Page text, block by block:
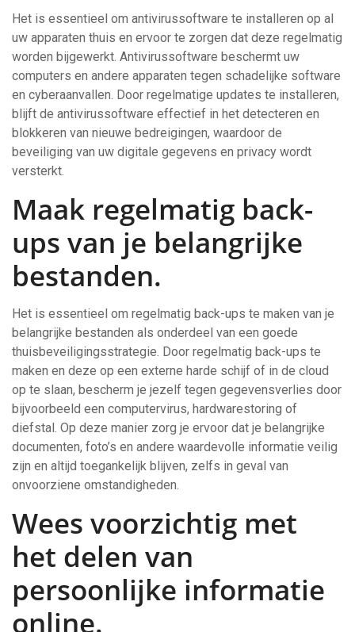
Het is essentieel om antivirussoftware te installeren op al
uw apparaten thuis en ervoor te zorgen dat deze regelmatig
worden bijgewerkt. Antivirussoftware beschermt uw
computers en andere apparaten tegen schadelijke software
en cyberaanvallen. Door regelmatige updates te installeren,
blijft de antivirussoftware effectief in het detecteren en
blokkeren van nieuwe bedreigingen, waardoor de
beveiliging van uw digitale gegevens en privacy wordt
versterkt.
Maak regelmatig back-
ups van je belangrijke
bestanden.
Het is essentieel om regelmatig back-ups te maken van je
belangrijke bestanden als onderdeel van een goede
thuisbeveiligingsstrategie. Door regelmatig back-ups te
maken en deze op een externe harde schijf of in de cloud
op te slaan, bescherm je jezelf tegen gegevensverlies door
bijvoorbeeld een computervirus, hardwarestoring of
diefstal. Op deze manier zorg je ervoor dat je belangrijke
documenten, foto’s en andere waardevolle informatie veilig
zijn en altijd toegankelijk blijven, zelfs in geval van
onvoorziene omstandigheden.
Wees voorzichtig met
het delen van
persoonlijke informatie
online.